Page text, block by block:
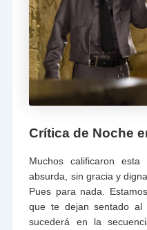
Crítica de Noche
Muchos calificaron
absurda, sin gracia y
Pues para nada.
que te dejan sentado al
sucederá en la